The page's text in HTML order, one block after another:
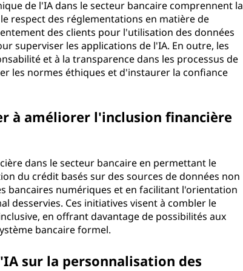
de l'IA dans le secteur bancaire comprennent la
respect des réglementations en matière de
des clients pour l'utilisation des données
superviser les applications de l'IA. En outre, les
et à la transparence dans les processus de
les normes éthiques et d'instaurer la confiance
à améliorer l'inclusion financière
dans le secteur bancaire en permettant le
du crédit basés sur des sources de données non
bancaires numériques et en facilitant l'orientation
desservies. Ces initiatives visent à combler le
en offrant davantage de possibilités aux
bancaire formel.
sur la personnalisation des